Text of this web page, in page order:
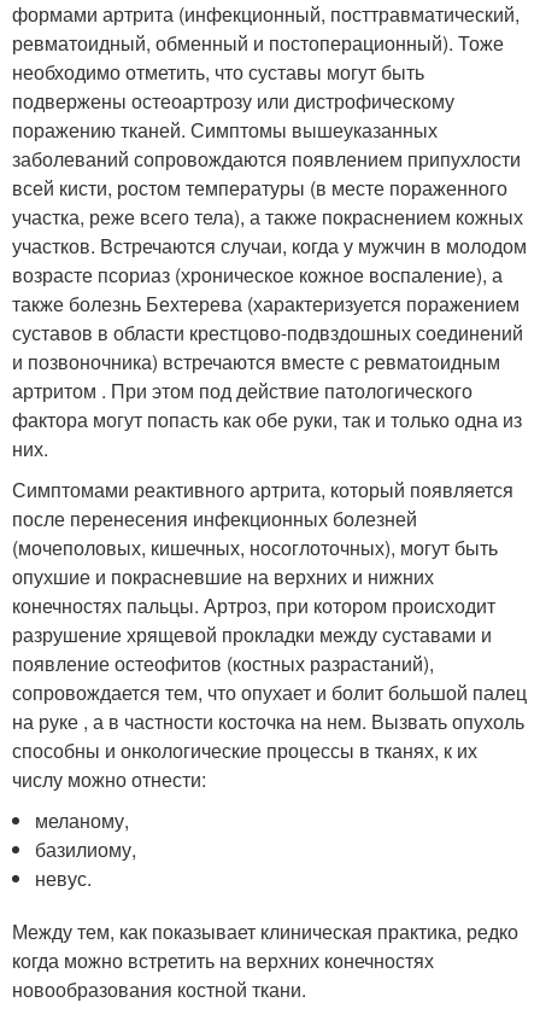
формами артрита (инфекционный, посттравматический,
ревматоидный, обменный и постоперационный). Тоже
необходимо отметить, что суставы могут быть
подвержены остеоартрозу или дистрофическому
поражению тканей. Симптомы вышеуказанных
заболеваний сопровождаются появлением припухлости
всей кисти, ростом температуры (в месте пораженного
участка, реже всего тела), а также покраснением кожных
участков. Встречаются случаи, когда у мужчин в молодом
возрасте псориаз (хроническое кожное воспаление), а
также болезнь Бехтерева (характеризуется поражением
суставов в области крестцово-подвздошных соединений
и позвоночника) встречаются вместе с ревматоидным
артритом . При этом под действие патологического
фактора могут попасть как обе руки, так и только одна из
них.
Симптомами реактивного артрита, который появляется
после перенесения инфекционных болезней
(мочеполовых, кишечных, носоглоточных), могут быть
опухшие и покрасневшие на верхних и нижних
конечностях пальцы. Артроз, при котором происходит
разрушение хрящевой прокладки между суставами и
появление остеофитов (костных разрастаний),
сопровождается тем, что опухает и болит большой палец
на руке , а в частности косточка на нем. Вызвать опухоль
способны и онкологические процессы в тканях, к их
числу можно отнести:
меланому,
базилиому,
невус.
Между тем, как показывает клиническая практика, редко
когда можно встретить на верхних конечностях
новообразования костной ткани.